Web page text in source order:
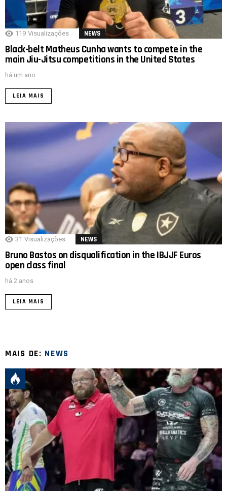
119 Visualizações NEWS
Black-belt Matheus Cunha wants to compete in the
main Jiu-Jitsu competitions in the United States
há um ano
LEIA MAIS
31 Visualizações NEWS
Bruno Bastos on disqualification in the IBJJF Euros
open class final
há 2 anos
LEIA MAIS
MAIS DE: NEWS